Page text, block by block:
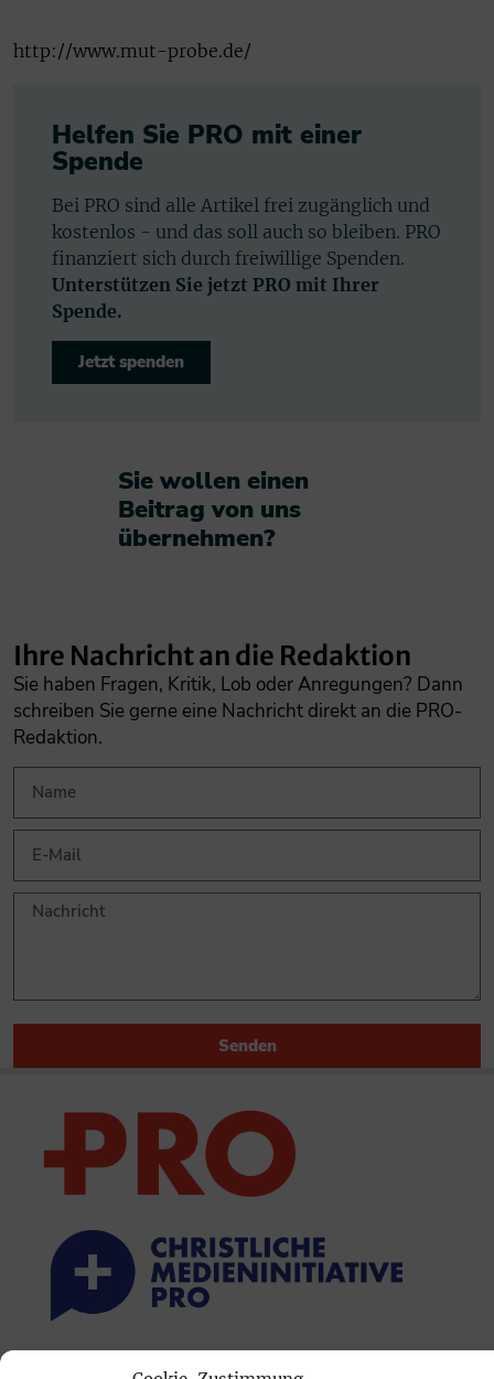
http://www.mut-probe.de/
Helfen Sie PRO mit einer
Spende
Bei PRO sind alle Artikel frei zugänglich und
kostenlos - und das soll auch so bleiben. PRO
finanziert sich durch freiwillige Spenden.
Unterstützen Sie jetzt PRO mit Ihrer
Spende.
Jetzt spenden
Sie wollen einen
Beitrag von uns
übernehmen?​
Ihre Nachricht an die Redaktion
Sie haben Fragen, Kritik, Lob oder Anregungen? Dann
schreiben Sie gerne eine Nachricht direkt an die PRO-
Redaktion.
Senden